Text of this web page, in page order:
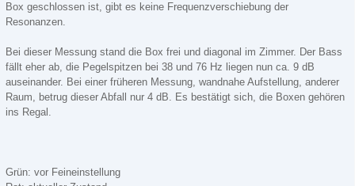
Box geschlossen ist, gibt es keine Frequenzverschiebung der
Resonanzen.
Bei dieser Messung stand die Box frei und diagonal im Zimmer. Der Bass
fällt eher ab, die Pegelspitzen bei 38 und 76 Hz liegen nun ca. 9 dB
auseinander. Bei einer früheren Messung, wandnahe Aufstellung, anderer
Raum, betrug dieser Abfall nur 4 dB. Es bestätigt sich, die Boxen gehören
ins Regal.
Grün: vor Feineinstellung